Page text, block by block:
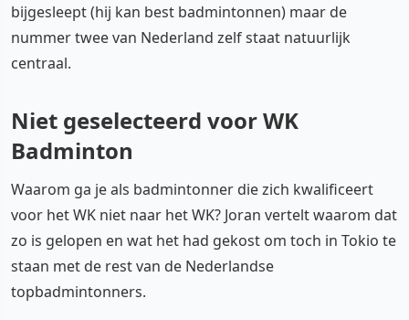
bijgesleept (hij kan best badmintonnen) maar de
nummer twee van Nederland zelf staat natuurlijk
centraal.
Niet geselecteerd voor WK
Badminton
Waarom ga je als badmintonner die zich kwalificeert
voor het WK niet naar het WK? Joran vertelt waarom dat
zo is gelopen en wat het had gekost om toch in Tokio te
staan met de rest van de Nederlandse
topbadmintonners.